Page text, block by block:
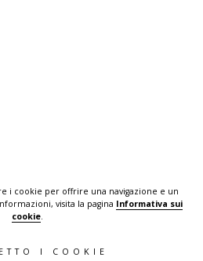
i cookie per offrire una navigazione e un
visita la pagina Informativa sui
cookie.
I COOKIE